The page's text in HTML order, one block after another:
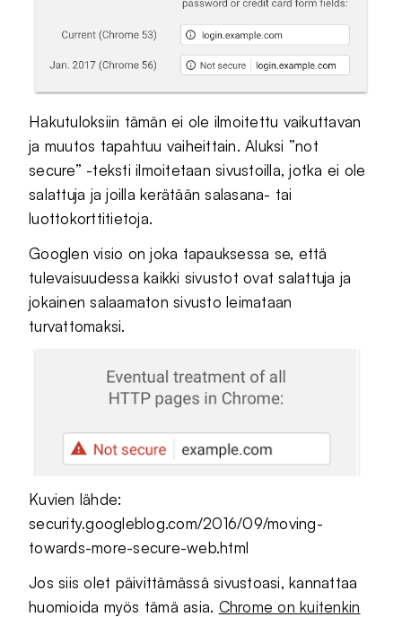
Hakutuloksiin tämän ei ole ilmoitettu vaikuttavan
ja muutos tapahtuu vaiheittain. Aluksi ”not
secure” -teksti ilmoitetaan sivustoilla, jotka ei ole
salattuja ja joilla kerätään salasana- tai
luottokorttitietoja.
Googlen visio on joka tapauksessa se, että
tulevaisuudessa kaikki sivustot ovat salattuja ja
jokainen salaamaton sivusto leimataan
turvattomaksi.
Kuvien lähde:
security.googleblog.com/2016/09/moving-
towards-more-secure-web.html
Jos siis olet päivittämässä sivustoasi, kannattaa
huomioida myös tämä asia. Chrome on kuitenkin